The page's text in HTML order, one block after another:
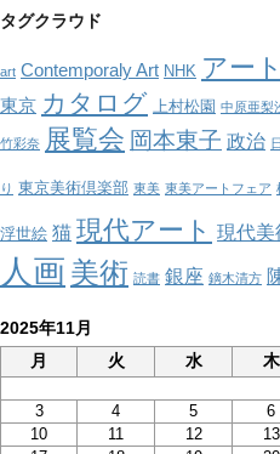
ゴ
ー
タグクラウド
art Contemporaly Art NHK アート
東京 カタログ 上村松園 中原亜梨
竹彩奈 展覧会 岡本東子 政治
り 東京美術倶楽部 東美 東美アートフェア
浮世絵 猫 現代アート 現代美
人画 美術 読書 銀座 鏑木清方
2025年11月
月
火 水 木
3
4 5 6
10
11 12 13